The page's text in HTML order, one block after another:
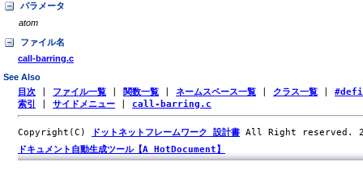
パラメータ
atom
ファイル名
call-barring.c
See Also
目次 ファイル一覧 関数一覧 ネームスペース一覧 クラス一覧
索引
サイドメニュー call-barring.c
Copyright(C) ドットネットフレームワーク 設計書 All Right reserved.
ドキュメント自動生成ツール【A HotDocument】